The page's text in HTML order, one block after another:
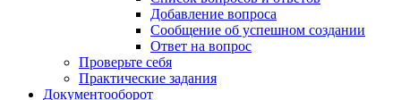
Добавление вопроса
Сообщение об успешном создании
Ответ на вопрос
Проверьте себя
Практические задания
Документооборот